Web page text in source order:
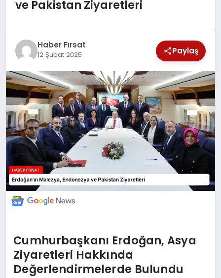
TEKNOLOJİ
EKONOMİ
MAGAZİN
EĞİTİM
DÜNYA
ve Pakistan Ziyaretleri
Haber Fırsat
12 Şubat 2025 Paylaş
Cumhurbaşkanı Erdoğan, Asya
Ziyaretleri Hakkında
Değerlendirmelerde Bulundu